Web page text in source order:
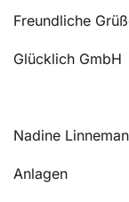
Freundliche
Glücklich GmbH
Nadine
Anlagen